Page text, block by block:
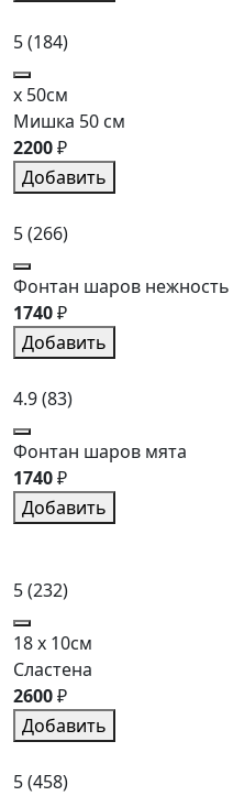
5(184)
x 50см
Мишка 50 см
2200₽
Добавить
5(266)
Фонтан шаров нежность
1740₽
Добавить
4.9(83)
Фонтан шаров мята
1740₽
Добавить
5(232)
18 x 10см
Сластена
2600₽
Добавить
5(458)